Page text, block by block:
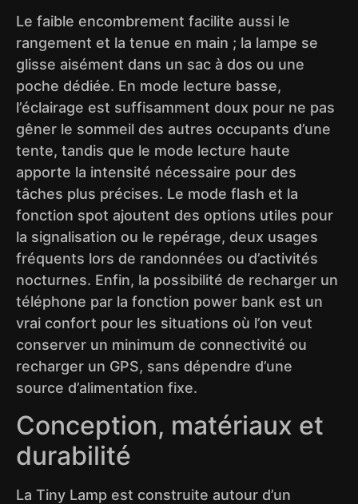
Le faible encombrement facilite aussi le
rangement et la tenue en main ; la lampe se
glisse aisément dans un sac à dos ou une
poche dédiée. En mode lecture basse,
l’éclairage est suffisamment doux pour ne pas
gêner le sommeil des autres occupants d’une
tente, tandis que le mode lecture haute
apporte la intensité nécessaire pour des
tâches plus précises. Le mode flash et la
fonction spot ajoutent des options utiles pour
la signalisation ou le repérage, deux usages
fréquents lors de randonnées ou d’activités
nocturnes. Enfin, la possibilité de recharger un
téléphone par la fonction power bank est un
vrai confort pour les situations où l’on veut
conserver un minimum de connectivité ou
recharger un GPS, sans dépendre d’une
source d’alimentation fixe.
Conception, matériaux et
durabilité
La Tiny Lamp est construite autour d’un